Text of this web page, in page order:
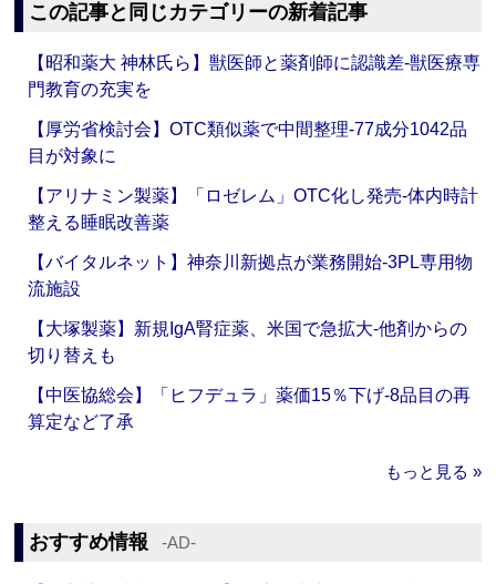
この記事と同じカテゴリーの新着記事
【昭和薬大 神林氏ら】獣医師と薬剤師に認識差‐獣医療専
門教育の充実を
【厚労省検討会】OTC類似薬で中間整理‐77成分1042品
目が対象に
【アリナミン製薬】「ロゼレム」OTC化し発売‐体内時計
整える睡眠改善薬
【バイタルネット】神奈川新拠点が業務開始‐3PL専用物
流施設
【大塚製薬】新規IgA腎症薬、米国で急拡大‐他剤からの
切り替えも
【中医協総会】「ヒフデュラ」薬価15％下げ‐8品目の再
算定など了承
もっと見る »
おすすめ情報 ‐AD‐